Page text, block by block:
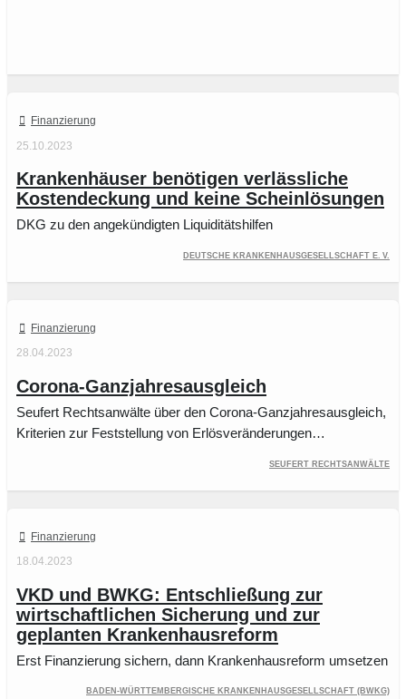
Finanzierung
25.10.2023
Krankenhäuser benötigen verlässliche
Kostendeckung und keine Scheinlösungen
DKG zu den angekündigten Liquiditätshilfen
Deutsche Krankenhausgesellschaft e. V.
Finanzierung
28.04.2023
Corona-Ganzjahresausgleich
Seufert Rechtsanwälte über den Corona-Ganzjahresausgleich,
Kriterien zur Feststellung von Erlösveränderungen…
Seufert Rechtsanwälte
Finanzierung
18.04.2023
VKD und BWKG: Entschließung zur
wirtschaftlichen Sicherung und zur
geplanten Krankenhausreform
Erst Finanzierung sichern, dann Krankenhausreform umsetzen
Baden-Württembergische Krankenhausgesellschaft (BWKG)